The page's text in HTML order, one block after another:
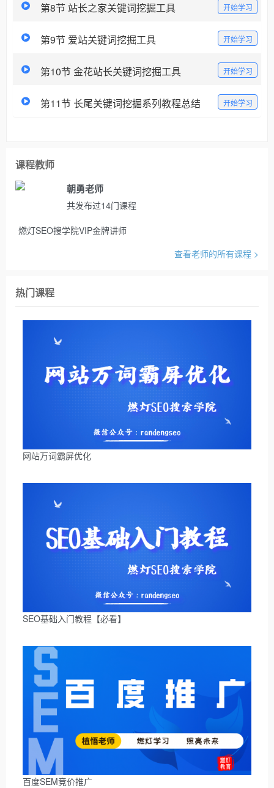
开始学习
第8节 站长之家关键词挖掘工具
开始学习
第9节 爱站关键词挖掘工具
开始学习
第10节 金花站长关键词挖掘工具
开始学习
第11节 长尾关键词挖掘系列教程总结
课程教师
朝勇老师
共发布过14门课程
燃灯SEO搜学院VIP金牌讲师
查看老师的所有课程 >
热门课程
网站万词霸屏优化
SEO基础入门教程【必看】
百度SEM竞价推广